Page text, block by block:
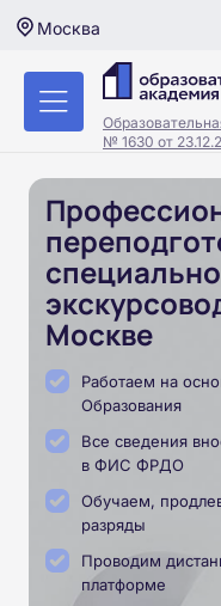
Москва
№ 1630 от
Москве
Работаем на
Образования
Все сведения
в ФИС ФРДО
Обучаем,
разряды
Проводим
платформе